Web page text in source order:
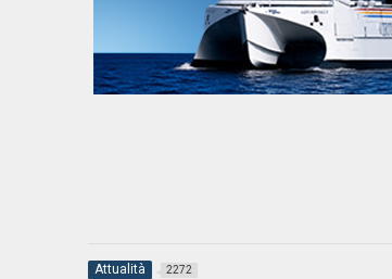
Attualità 2272